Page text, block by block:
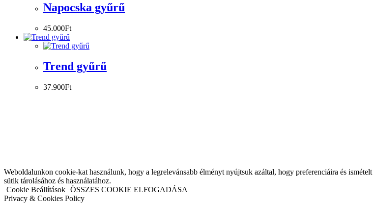
Napocska gyűrű
45.000Ft
Trend gyűrű
37.900Ft
Weboldalunkon cookie-kat használunk, hogy a legrelevánsabb élményt nyújtsuk azáltal, hogy preferenciáira és
sütik tárolásához és használatához.
Cookie Beállítások ÖSSZES COOKIE ELFOGADÁSA
Privacy & Cookies Policy